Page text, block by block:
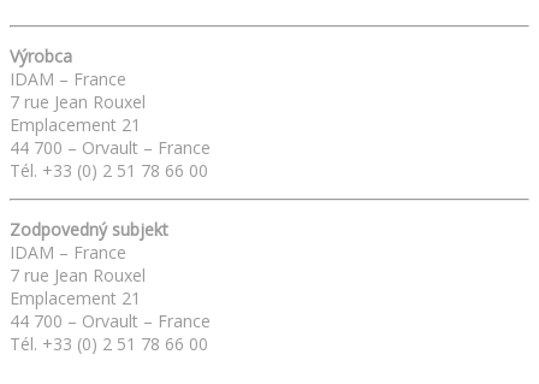
Výrobca
IDAM – France
7 rue Jean Rouxel
Emplacement 21
44 700 – Orvault – France
Tél. +33 (0) 2 51 78 66 00
Zodpovedný subjekt
IDAM – France
7 rue Jean Rouxel
Emplacement 21
44 700 – Orvault – France
Tél. +33 (0) 2 51 78 66 00